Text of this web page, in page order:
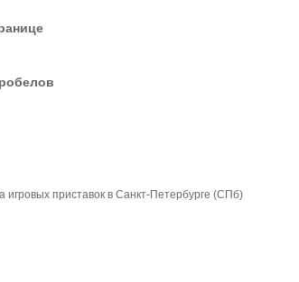
игровых приставок в Санкт-Петербурге (СПб)